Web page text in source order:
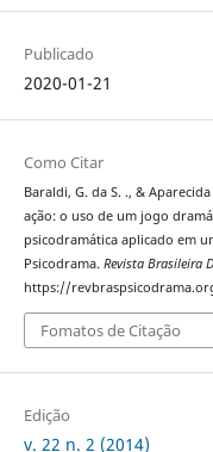
Publicado
2020-01-21
Como Citar
Baraldi, G. da S. ., &
ação: o uso de um jogo
psicodramática aplicado em
Psicodrama. Revista Brasileira
https://
Fomatos de Citação
Edição
v. 22 n. 2 (2014)